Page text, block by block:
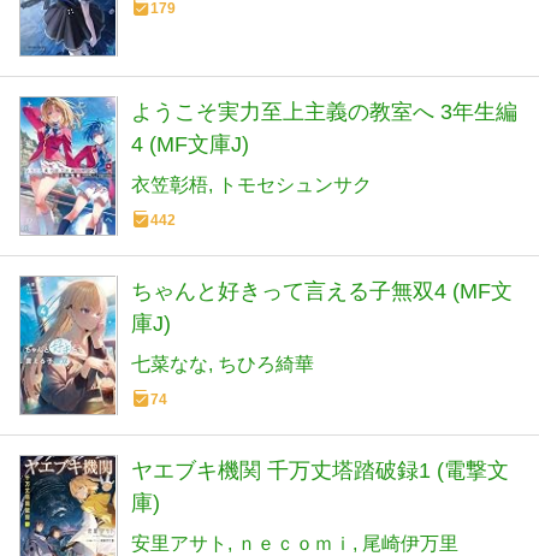
179
ようこそ実力至上主義の教室へ 3年生編
4 (MF文庫J)
衣笠彰梧 トモセシュンサク
442
ちゃんと好きって言える子無双4 (MF文
庫J)
七菜なな ちひろ綺華
74
ヤエブキ機関 千万丈塔踏破録1 (電撃文
庫)
安里アサト ｎｅｃｏｍｉ 尾崎伊万里